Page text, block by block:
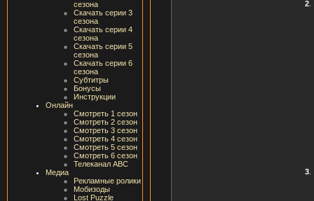
сезона
Скачать серии 3
сезона
Скачать серии 4
сезона
Скачать серии 5
сезона
Скачать серии 6
сезона
Субтитры
Бонусы
Инструкции
Онлайн
Смотреть 1 сезон
Смотреть 2 сезон
Смотреть 3 сезон
Смотреть 4 сезон
Смотреть 5 сезон
Смотреть 6 сезон
Телеканал ABC
Медиа
Рекламные ролики
Мобизоды
Lost Puzzle
2.
3.